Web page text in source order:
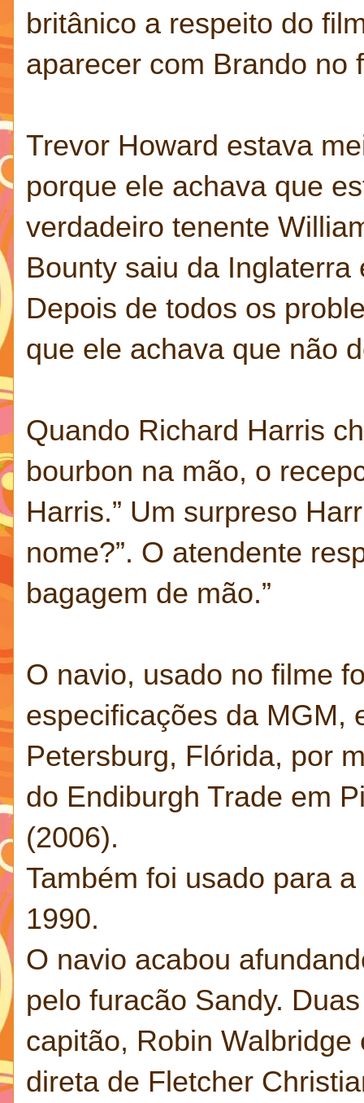
britânico a respeito do
aparecer com Brando no
Trevor Howard estava
porque ele achava que
verdadeiro tenente
Bounty saiu da
Depois de todos os
que ele achava que não
Quando Richard Harris
bourbon na mão, o
Harris.” Um surpreso
nome?”. O atendente
bagagem de mão.”
O navio, usado no filme
especificações da MGM,
Petersburg, Flórida, por
do Endiburgh Trade em
(2006).
Também foi usado para a
1990.
O navio acabou
pelo furacão Sandy.
capitão, Robin
direta de Fletcher